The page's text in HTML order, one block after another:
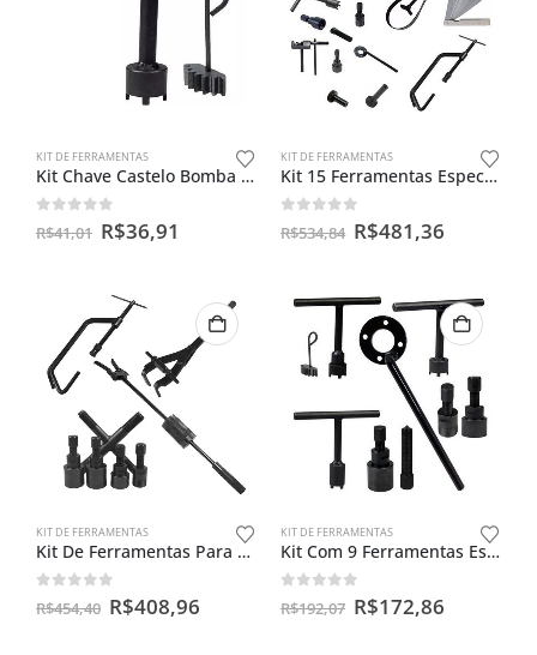
KIT DE FERRAMENTAS
Kit Chave Castelo Bomba De Óleo Cg 125 + Trava Embreagem
out of 5
R$41,01 R$36,91
KIT DE FERRAMENTAS
Kit 15 Ferramentas Especiais Para Motos
out of 5
R$534,84 R$481,36
KIT DE FERRAMENTAS
Kit De Ferramentas Para Magneto, Direção E Embreagem
out of 5
R$454,40 R$408,96
KIT DE FERRAMENTAS
Kit Com 9 Ferramentas Especiais Para Biz/cg125/cg150
out of 5
R$192,07 R$172,86